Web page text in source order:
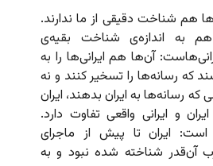
هم شناخت دقیقی از ما ندارند.
به اندازه‌ی شناخت بقیه‌ی
آن‌ها هم ایرانی‌ها را به
که رسانه‌ها را تسخیر کنند و نه
رسانه‌ها به ایران بدهند، ایران
و ایرانی واقعی تفاوت دارد.
است: ایران تا پیش از ماجرای
آن‌قدر شناخته شده نبود و به